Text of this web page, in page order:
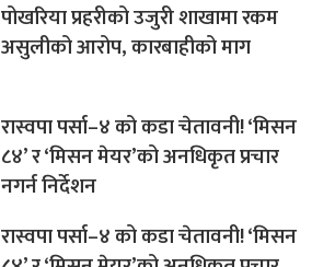
पोखरिया प्रहरीको उजुरी शाखामा रकम
असुलीको आरोप, कारबाहीको माग
रास्वपा पर्सा–४ को कडा चेतावनी! ‘मिसन
८४’ र ‘मिसन मेयर’को अनधिकृत प्रचार
नगर्न निर्देशन
रास्वपा पर्सा–४ को कडा चेतावनी! ‘मिसन